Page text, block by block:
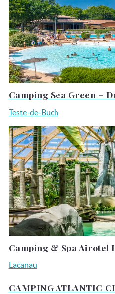
Camping Sea Green –
Teste-de-Buch
Camping & Spa Airotel
Lacanau
CAMPING ATLANTIC